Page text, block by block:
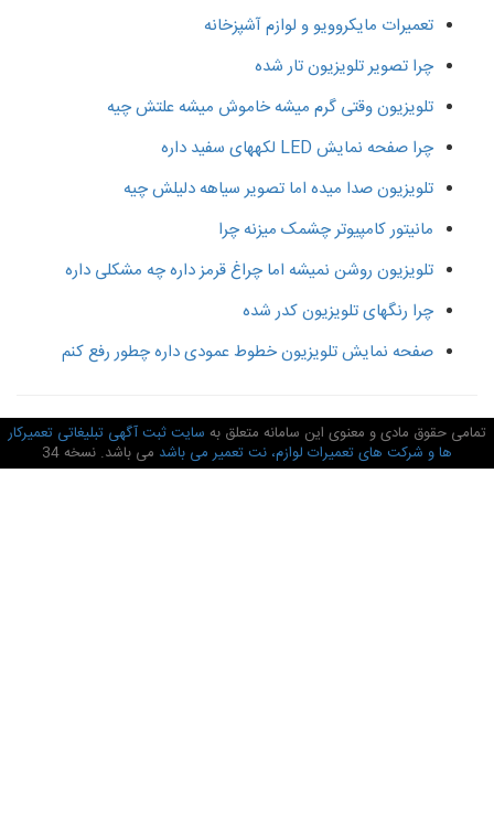
تعمیرات مایکروویو و لوازم آشپزخانه
چرا تصویر تلویزیون تار شده
تلویزیون وقتی گرم میشه خاموش میشه علتش چیه
چرا صفحه نمایش LED لکههای سفید داره
تلویزیون صدا میده اما تصویر سیاهه دلیلش چیه
مانیتور کامپیوتر چشمک میزنه چرا
تلویزیون روشن نمیشه اما چراغ قرمز داره چه مشکلی داره
چرا رنگهای تلویزیون کدر شده
صفحه نمایش تلویزیون خطوط عمودی داره چطور رفع کنم
حقوق مادی و معنوی این سامانه متعلق به سایت ثبت آگهی تبلیغاتی تعمیرکار
ها و شرکت های تعمیرات لوازم، نت تعمیر می باشدمی باشد. نسخه 34